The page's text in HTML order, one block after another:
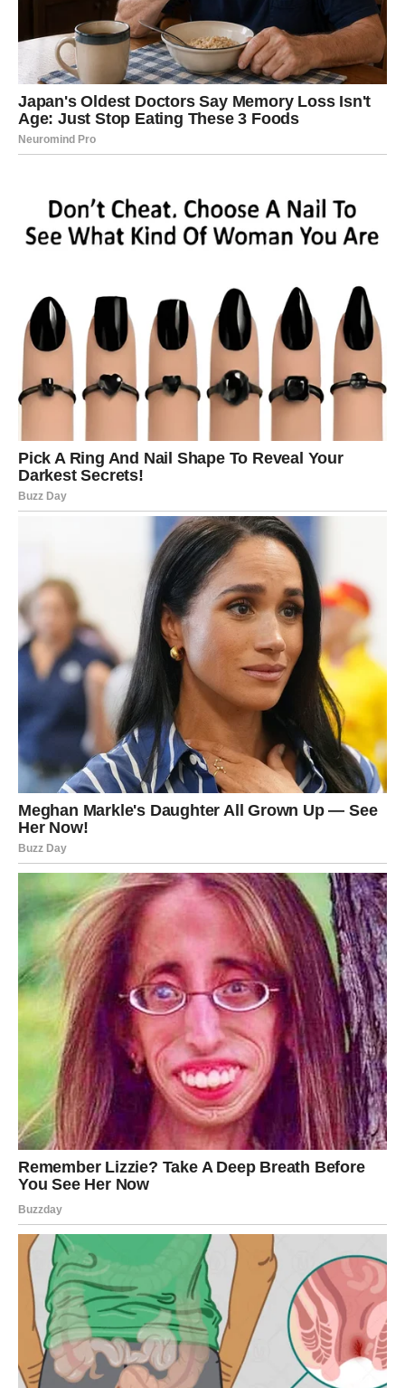
kada je ljubav u pitanju. Međutim, upravo zbog toga njeno
srce je veoma iskreno kada nekoga zavoli.
U narednom periodu Device ulaze u fazu u kojoj
romantika postaje važan deo njihovog života.
ili ranijih razočaranja. Za mnoge Device ovo može biti
vreme kada upoznaju osobu koja im donosi osećaj
Ono što je posebno zanimljivo jeste da će ljubav za
Devicu dolaziti kroz male, ali značajne trenutke – kroz
pažnju, kroz iskrene razgovore i kroz osećaj da pored
sebe ima nekoga ko je razume.
može produbiti. Partner može pokazati više nežnosti, a
zajednički planovi za budućnost mogu postati realniji
nego ranije.
Devica će shvatiti da ljubav ne mora biti komplikovana da
bi bila prava. Ponekad su najlepše ljubavi upravo one koje
dolaze mirno i spontano.
Ribe – Sudbinska romantika i
emocije koje menjaju sve
Ribe su jedan od najromantičnijih znakova zodijaka.
Njihova duša je puna emocija, snova i želje za dubokom
povezanošću sa drugom osobom. Kada Ribe vole, one
vole celim srcem.
U narednom periodu romantika za Ribe dobija potpuno
novu dimenziju.
Zvezde otvaraju vrata susretima koji mogu probuditi
snažne emocije. Za mnoge Ribe ovo može biti vreme
kada upoznaju osobu koja ih inspiriše, koja razume
njihovu senzibilnost i koja donosi osećaj da je ljubav
ponovo moguća.
Za Ribe koje su već u vezi dolazi period kada odnos može
postati još dublji i emotivniji. Više nežnosti, više pažnje i
romantičnih trenutaka može doneti osećaj da se veza
ponovo budi.
Ribe će u narednim danima ili nedeljama osetiti da je
romantika svuda oko njih – kroz sitne znakove pažnje,
kroz emotivne razgovore i kroz osećaj da je sudbina
počela da spaja prave ljude.